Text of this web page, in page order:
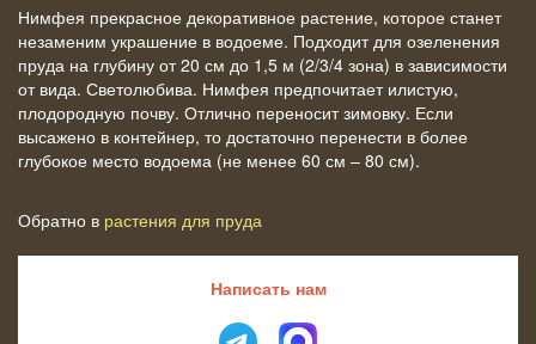
Нимфея прекрасное декоративное растение, которое станет
незаменим украшение в водоеме. Подходит для озеленения
пруда на глубину от 20 см до 1,5 м (2/3/4 зона) в зависимости
от вида. Светолюбива. Нимфея предпочитает илистую,
плодородную почву. Отлично переносит зимовку. Если
высажено в контейнер, то достаточно перенести в более
глубокое место водоема (не менее 60 см – 80 см).
Обратно в растения для пруда
Написать нам